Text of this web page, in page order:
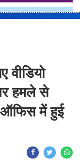
वीडियो
हमले से
में हुई